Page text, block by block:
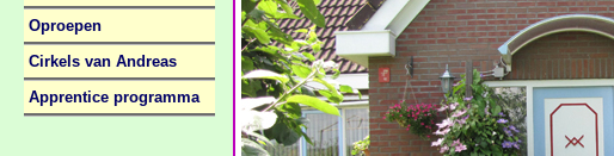
Oproepen
Cirkels van Andreas
Apprentice programma